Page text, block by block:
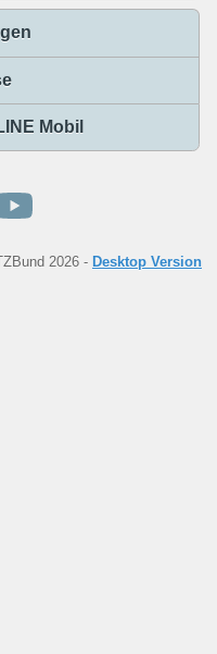
Mobil
2026 - Desktop Version